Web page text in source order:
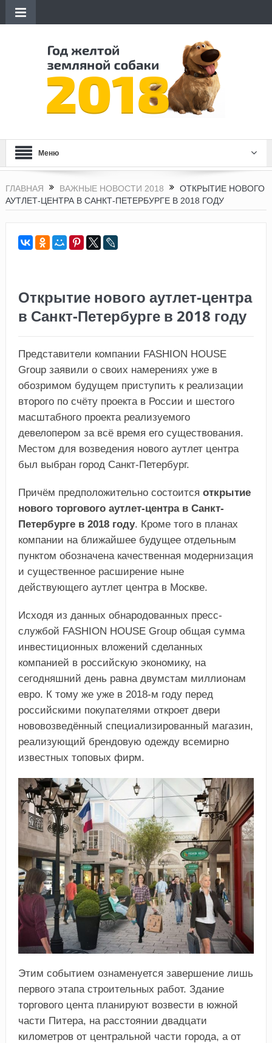
Меню
ГЛАВНАЯ ВАЖНЫЕ НОВОСТИ 2018
ОТКРЫТИЕ НОВОГО
АУТЛЕТ-ЦЕНТРА В САНКТ-ПЕТЕРБУРГЕ В 2018 ГОДУ
Открытие нового аутлет-центра
в Санкт-Петербурге в 2018 году
Представители компании FASHION HOUSE
Group заявили о своих намерениях уже в
обозримом будущем приступить к реализации
второго по счёту проекта в России и шестого
масштабного проекта реализуемого
девелопером за всё время его существования.
Местом для возведения нового аутлет центра
был выбран город Санкт-Петербург.
Причём предположительно состоится открытие
нового торгового аутлет-центра в Санкт-
Петербурге в 2018 году. Кроме того в планах
компании на ближайшее будущее отдельным
пунктом обозначена качественная модернизация
и существенное расширение ныне
действующего аутлет центра в Москве.
Исходя из данных обнародованных пресс-
службой FASHION HOUSE Group общая сумма
инвестиционных вложений сделанных
компанией в российскую экономику, на
сегодняшний день равна двумстам миллионам
евро. К тому же уже в 2018-м году перед
российскими покупателями откроет двери
нововозведённый специализированный магазин,
реализующий брендовую одежду всемирно
известных топовых фирм.
Этим событием ознаменуется завершение лишь
первого этапа строительных работ. Здание
торгового цента планируют возвести в южной
части Питера, на расстоянии двадцати
километров от центральной части города, а от